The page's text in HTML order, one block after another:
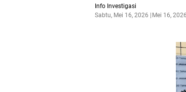
Info Investigasi
Sabtu, Mei 16, 2026
Mei 16, 2026